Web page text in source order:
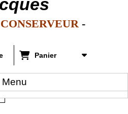
-
Panier
Menu